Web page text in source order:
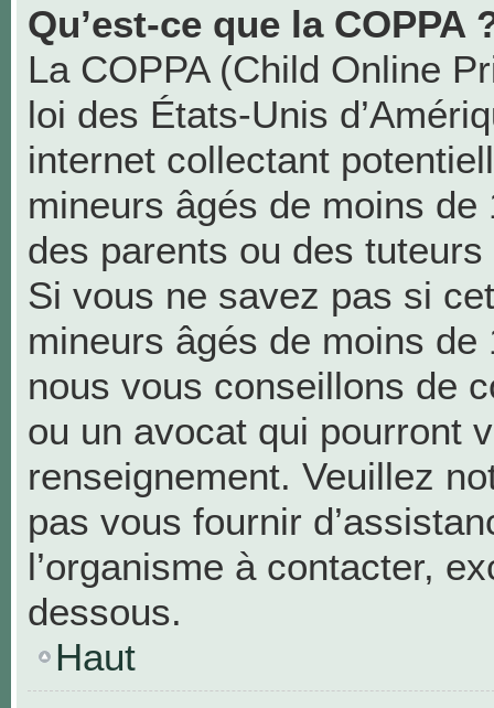
Qu’est-ce que la COPPA
La COPPA (Child Online
loi des États-Unis
internet collectant
mineurs âgés de moins
des parents ou des
Si vous ne savez pas si
mineurs âgés de moins
nous vous conseillons de
ou un avocat qui pourront
renseignement. Veuillez
pas vous fournir
l’organisme à contacter,
dessous.
Haut